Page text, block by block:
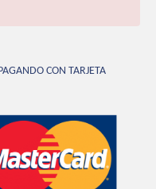
CON TARJETA